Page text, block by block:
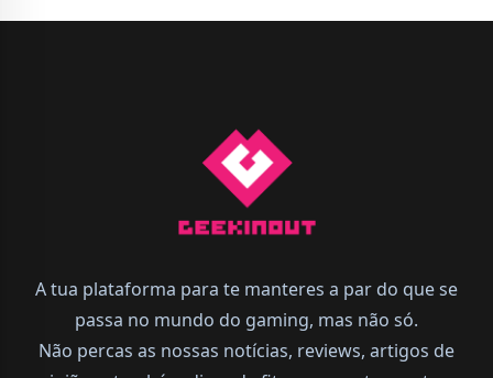
A tua plataforma para te manteres a par do que se
passa no mundo do gaming, mas não só.
Não percas as nossas notícias, reviews, artigos de